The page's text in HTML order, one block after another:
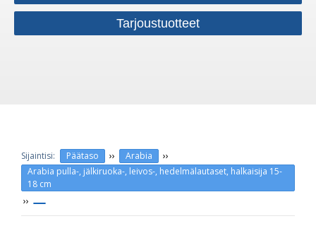
Tarjoustuotteet
Päätaso ›› Arabia ››
Arabia pulla-, jälkiruoka-, leivos-, hedelmälautaset, halkaisija 15-
18 cm
››